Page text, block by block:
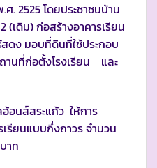
2525 โดยประชาชนบ้าน
(เดิม) ก่อสร้างอาคารเรียน
ดง มอบที่ดินที่ใช้ประกอบ
านที่ก่อตั้งโรงเรียน และ
นส์สระแก้ว ให้การ
รียนแบบกึ่งถาวร จำนวน
าท